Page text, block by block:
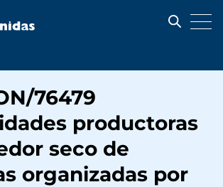
76479
productoras
seco de
organizadas por